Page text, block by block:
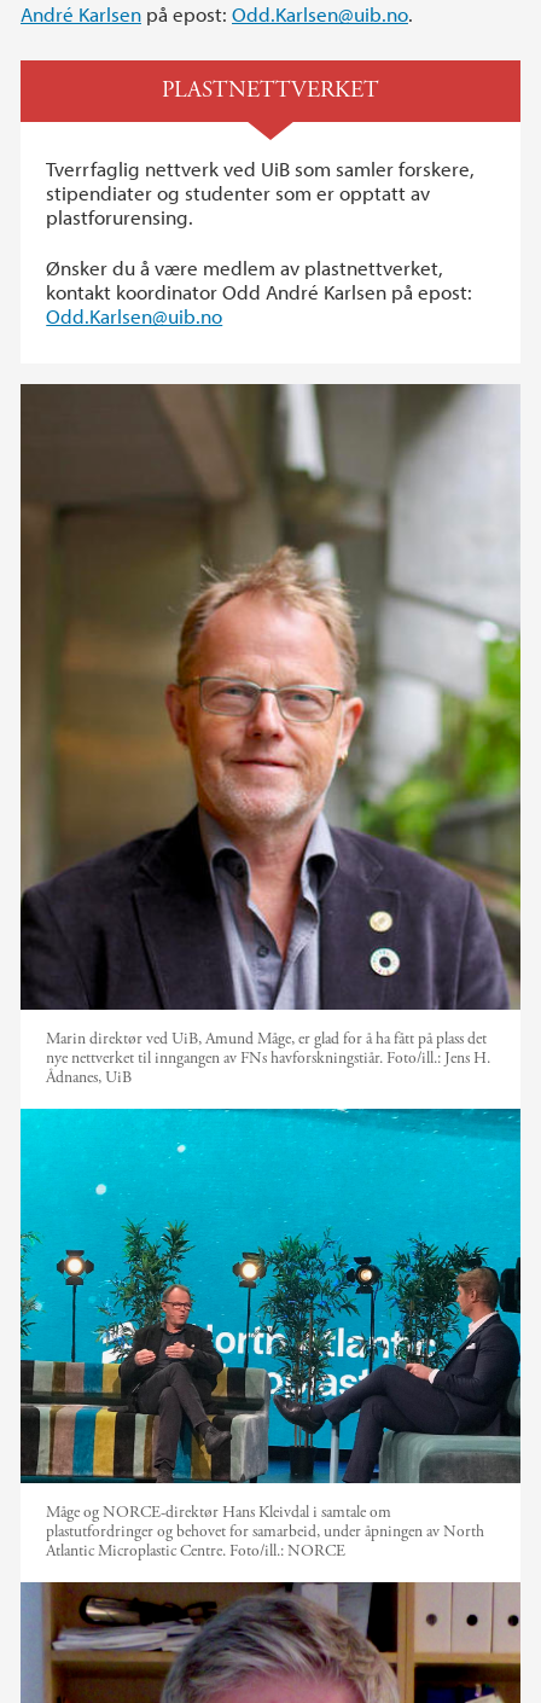
André Karlsen på epost: Odd.Karlsen@uib.no.
PLASTNETTVERKET
Tverrfaglig nettverk ved UiB som samler forskere,
stipendiater og studenter som er opptatt av
plastforurensing.
Ønsker du å være medlem av plastnettverket,
kontakt koordinator Odd André Karlsen på epost:
Odd.Karlsen@uib.no
Marin direktør ved UiB, Amund Måge, er glad for å ha fått på plass det
nye nettverket til inngangen av FNs havforskningstiår. Foto/ill.: Jens H.
Ådnanes, UiB
Måge og NORCE-direktør Hans Kleivdal i samtale om
plastutfordringer og behovet for samarbeid, under åpningen av North
Atlantic Microplastic Centre. Foto/ill.:NORCE